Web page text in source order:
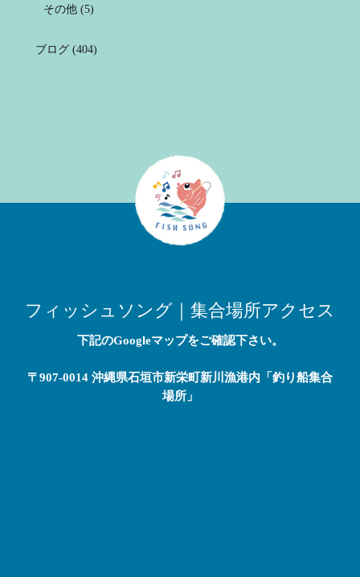
その他(5)
ブログ(404)
フィッシュソング｜集合場所アクセス
下記のGoogleマップをご確認下さい。
〒907-0014 沖縄県石垣市新栄町新川漁港内「釣り船集合
場所」